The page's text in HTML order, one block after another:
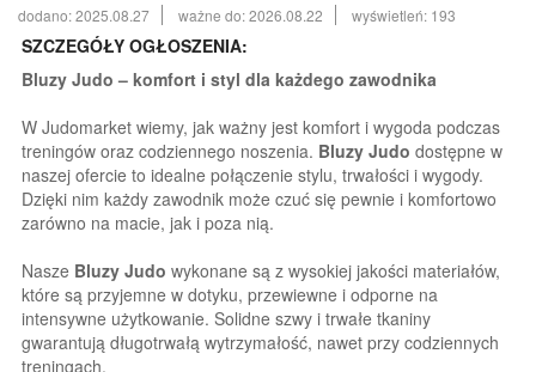
dodano: 2025.08.27 ważne do: 2026.08.22 wyświetleń: 193
SZCZEGÓŁY OGŁOSZENIA:
Bluzy Judo – komfort i styl dla każdego zawodnika
W Judomarket wiemy, jak ważny jest komfort i wygoda podczas
treningów oraz codziennego noszenia. Bluzy Judo dostępne w
naszej ofercie to idealne połączenie stylu, trwałości i wygody.
Dzięki nim każdy zawodnik może czuć się pewnie i komfortowo
zarówno na macie, jak i poza nią.
Nasze Bluzy Judo wykonane są z wysokiej jakości materiałów,
które są przyjemne w dotyku, przewiewne i odporne na
intensywne użytkowanie. Solidne szwy i trwałe tkaniny
gwarantują długotrwałą wytrzymałość, nawet przy codziennych
treningach.